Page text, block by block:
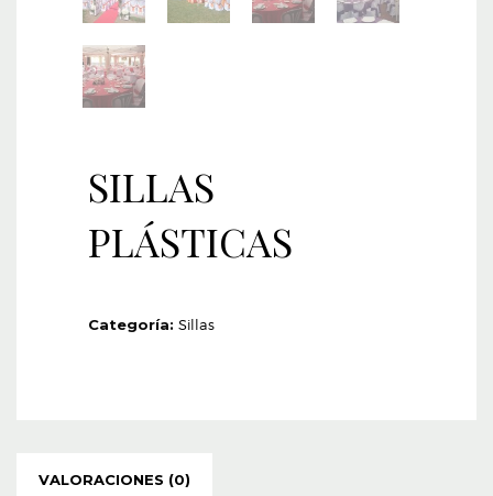
SILLAS
PLÁSTICAS
Categoría: Sillas
VALORACIONES (0)